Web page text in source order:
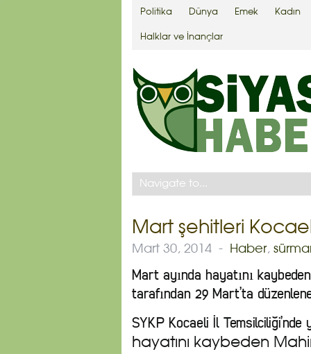
Politika Dünya Emek Kadın
Halklar ve İnançlar
Mart şehitleri
Mart 30, 2014 - Haber,
Mart ayında hayatını
tarafından 29 Mart’ta
SYKP Kocaeli İl
hayatını kaybeden